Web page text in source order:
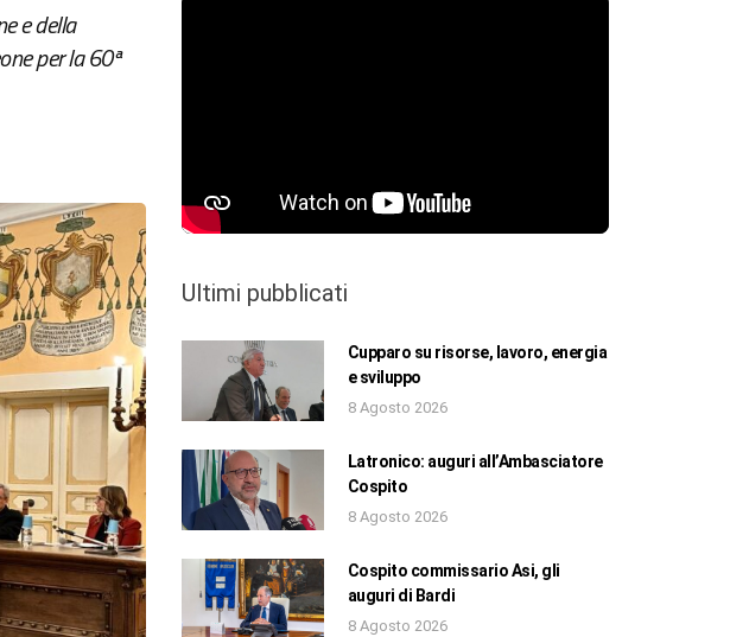
e della
per la 60ª
Ultimi pubblicati
Cupparo su risorse, lavoro, energia
e sviluppo
8 Agosto 2026
Latronico: auguri all’Ambasciatore
Cospito
8 Agosto 2026
Cospito commissario Asi, gli
auguri di Bardi
8 Agosto 2026